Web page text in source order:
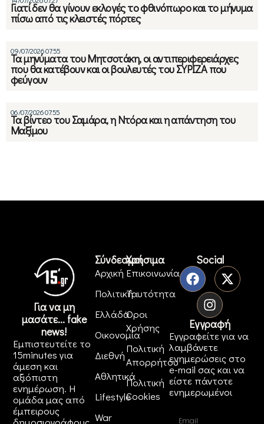
Γιατί δεν θα γίνουν εκλογές το φθινόπωρο και το μήνυμα
πίσω από τις κλειστές πόρτες
09/07/2026 07:55
Τα μηνύματα του Μητσοτάκη, οι αντιπεριφερειάρχες
που θα κατέβουν και οι βουλευτές του ΣΥΡΙΖΑ που
φεύγουν
06/07/2026 07:55
Τα βίντεο του Σαμάρα, η Ντόρα και η απάντηση του
Μαξίμου
Για να μη
μασάτε... fake
news!
Εμπιστευτείτε το
15minutes για
άμεση και
αξιόπιστη
ενημέρωση. Η
ομάδα μας από
έμπειρους
Σύνδεσμοι
Αρχική
Πολιτική
Ελλάδα
Οικονομία
Διεθνή
Αθλητικά
Lifestyle
War
Χρήσιμα
Επικοινωνία
Ταυτότητα
Όροι
Χρήσης
Πολιτική
Απορρήτου
Πολιτική
Cookies
Social
Εγγραφή
Εγγραφείτε για να
λαμβάνετε
ενημερώσεις στο
e-mail σας και να
είστε πάντοτε
ενημερωμένοι